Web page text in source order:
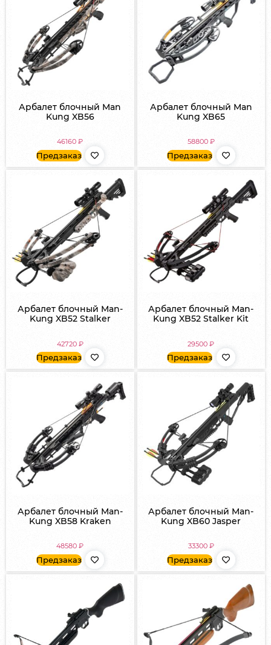
Арбалет блочный Man
Kung XB56
46160₽
Предзаказ
Арбалет блочный Man
Kung XB65
58800 ₽
Предзаказ
Арбалет блочный Man-
Kung XB52 Stalker
42720 ₽
Предзаказ
Арбалет блочный Man-
Kung XB52 Stalker Kit
29500₽
Предзаказ
Арбалет блочный Man-
Kung XB58 Kraken
48580₽
Предзаказ
Арбалет блочный Man-
Kung XB60 Jasper
33300 ₽
Предзаказ